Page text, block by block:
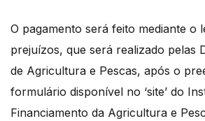
O pagamento será feito mediante o
prejuízos, que será realizado pelas
de Agricultura e Pescas, após o
formulário disponível no ‘site’ do
Financiamento da Agricultura e